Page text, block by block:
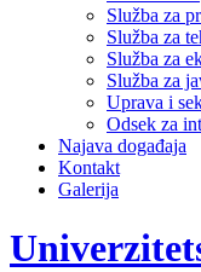
Služba za
Služba za
Služba za
Služba za
Uprava i
Odsek za
Najava događaja
Kontakt
Galerija